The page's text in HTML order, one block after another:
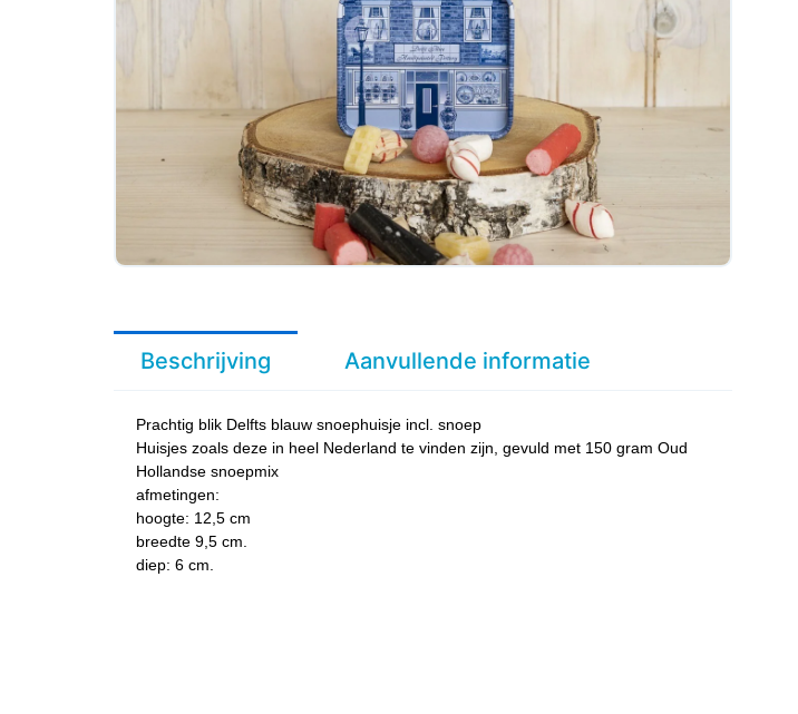
Beschrijving Aanvullende informatie
Prachtig blik Delfts blauw snoephuisje incl. snoep
Huisjes zoals deze in heel Nederland te vinden zijn, gevuld met 150 gram Oud
Hollandse snoepmix
afmetingen:
hoogte: 12,5 cm
breedte 9,5 cm.
diep: 6 cm.